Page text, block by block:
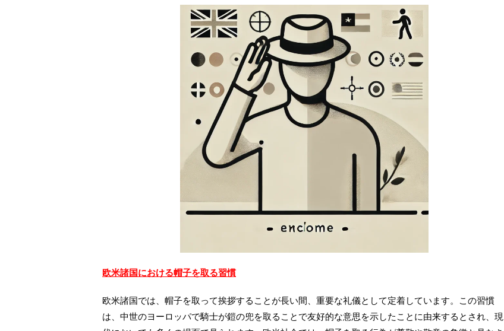
欧米諸国における帽子を取る習慣
欧米諸国では、帽子を取って挨拶することが長い間、重要な礼儀として定着しています。この習慣
は、中世のヨーロッパで騎士が鎧の兜を取ることで友好的な意思を示したことに由来するとされ、現